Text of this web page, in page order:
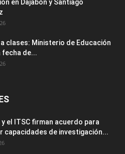
en Dajabón y Santiago
a clases: Ministerio de Educación
de...
y el ITSC firman acuerdo para
capacidades de investigación...